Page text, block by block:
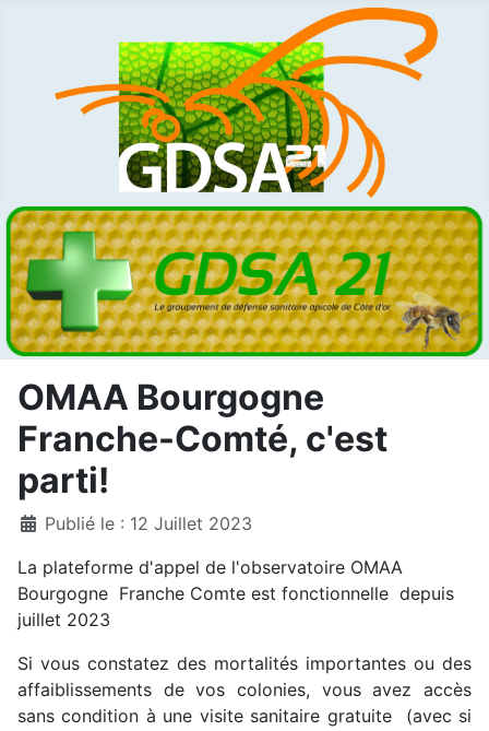
OMAA Bourgogne
Franche-Comté, c'est
parti!
DétailsPublié le : 12 Juillet 2023
La plateforme d'appel de l'observatoire OMAA
Bourgogne Franche Comte est fonctionnelle depuis
juillet 2023
Si vous constatez des mortalités importantes ou des
affaiblissements de vos colonies, vous avez accès
sans condition à une visite sanitaire gratuite (avec si